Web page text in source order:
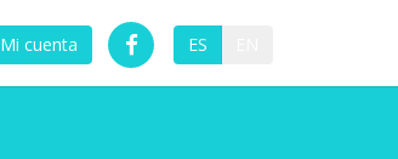
Mi cuenta ES